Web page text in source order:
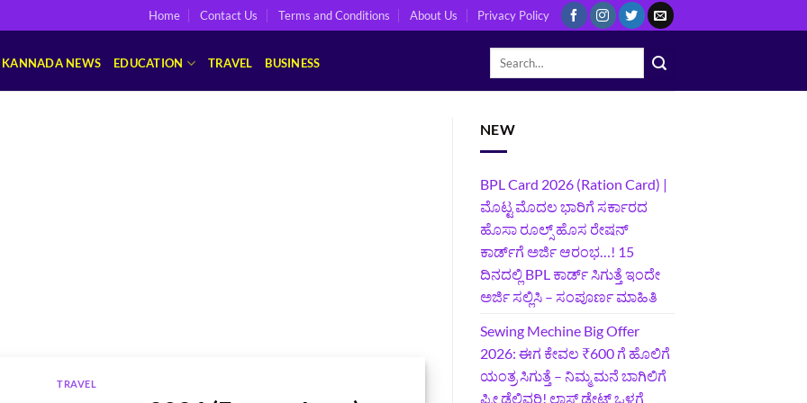
Home Contact Us Terms and Conditions About Us Privacy Policy
KANNADA NEWS EDUCATION TRAVEL BUSINESS
TRAVEL
NEW
BPL Card 2026 (Ration Card) |
ಮೊಟ್ಟ ಮೊದಲ ಭಾರಿಗೆ ಸರ್ಕಾರದ
ಹೊಸಾ ರೂಲ್ಸ್ ಹೊಸ ರೇಷನ್
ಕಾರ್ಡ್‌ಗೆ ಅರ್ಜಿ ಆರಂಭ…! 15
ದಿನದಲ್ಲಿ BPL ಕಾರ್ಡ್ ಸಿಗುತ್ತೆ ಇಂದೇ
ಅರ್ಜಿ ಸಲ್ಲಿಸಿ – ಸಂಪೂರ್ಣ ಮಾಹಿತಿ
Sewing Mechine Big Offer
2026: ಈಗ ಕೇವಲ ₹600 ಗೆ ಹೊಲಿಗೆ
ಯಂತ್ರ ಸಿಗುತ್ತೆ – ನಿಮ್ಮ ಮನೆ ಬಾಗಿಲಿಗೆ‍
ಫ್ರೀ ಡೆಲಿವರಿ! ಲಾಸ್ಟ್‌ ಡೇಟ್‌ ಒಳಗೆ